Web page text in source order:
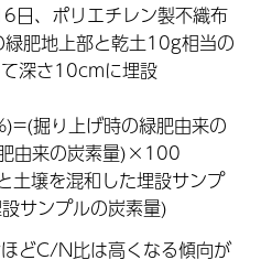
、ポリエチレン製不織布
肥地上部と乾土10g相当の
深さ10cmに埋設
掘り上げ時の緑肥由来の
由来の炭素量)×100
土壌を混和した埋設サンプ
サンプルの炭素量)
どC/N比は高くなる傾向が